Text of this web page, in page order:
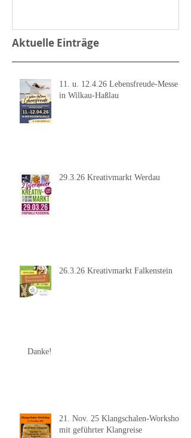
Aktuelle Einträge
11. u. 12.4.26 Lebensfreude-Messe
in Wilkau-Haßlau
29.3.26 Kreativmarkt Werdau
26.3.26 Kreativmarkt Falkenstein
Danke!
21. Nov. 25 Klangschalen-Workshop
mit geführter Klangreise